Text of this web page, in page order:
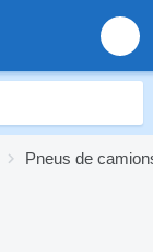
Pneus de